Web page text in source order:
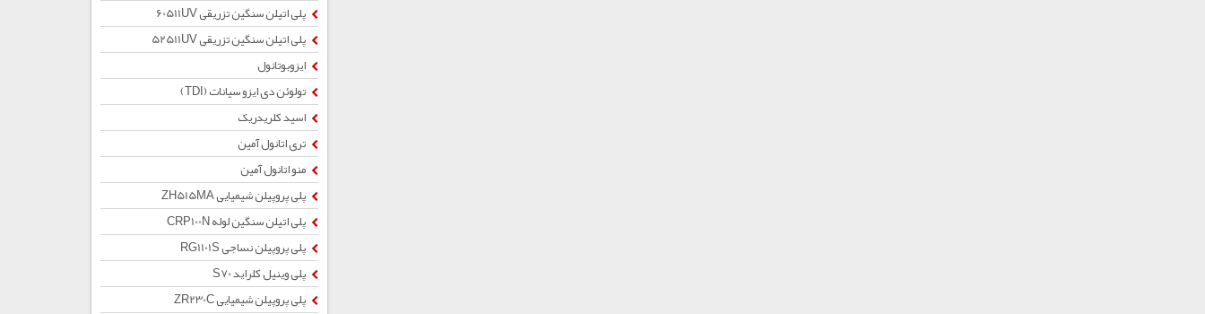
پلی اتیلن سنگین تزریقی 60511UV
پلی اتیلن سنگین تزریقی 52511UV
ایزوبوتانول
تولوئن دی ایزو سیانات (TDI)
اسید کلریدریک
تری اتانول آمین
منو اتانول آمین
پلی پروپیلن شیمیایی ZH515MA
پلی اتیلن سنگین لوله CRP100N
پلی پروپیلن نساجی RG1101S
پلی وینیل کلراید S70
پلی پروپیلن شیمیایی ZR230C